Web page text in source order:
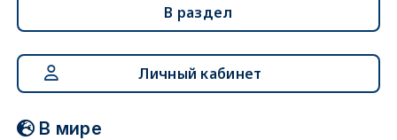
В раздел
Личный кабинет
В мире